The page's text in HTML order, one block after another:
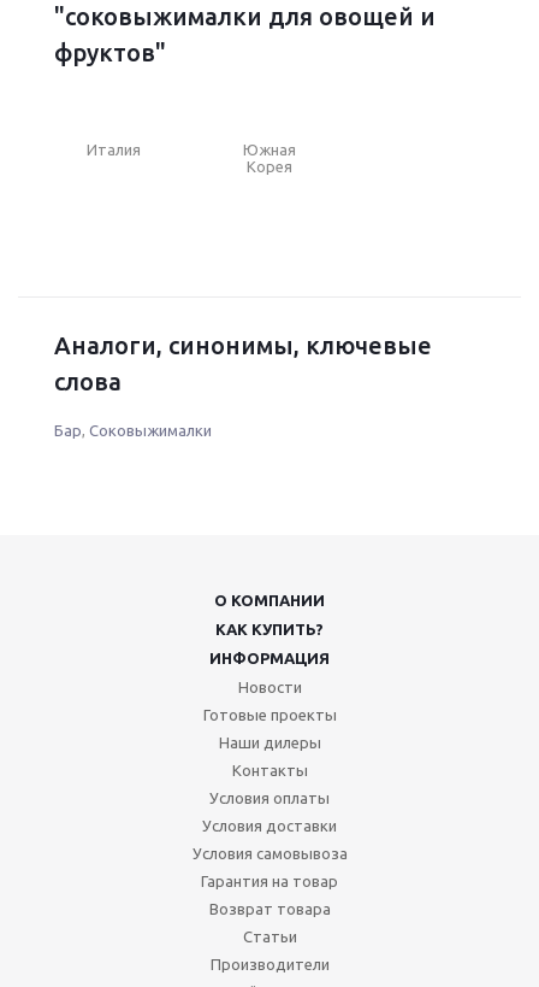
"соковыжималки для овощей и
фруктов"
Италия
Южная
Корея
Аналоги, синонимы, ключевые
слова
Бар Соковыжималки
О КОМПАНИИ
КАК КУПИТЬ?
ИНФОРМАЦИЯ
Новости
Готовые проекты
Наши дилеры
Контакты
Условия оплаты
Условия доставки
Условия самовывоза
Гарантия на товар
Возврат товара
Статьи
Производители